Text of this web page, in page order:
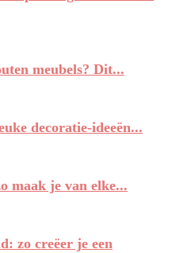
meubels? Dit...
decoratie-ideeën...
maak je van elke...
zo creëer je een